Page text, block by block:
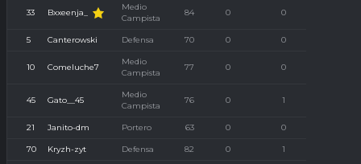
33 Bxxeenja_
Medio
Campista
84 0 0
5 Canterowski Defensa 70 0 0
10 Comeluche7
Medio
Campista
77 0 0
45 Gato__45
Medio
Campista
76 0 1
21 Janito-dm Portero 63 0 0
70 Kryzh-zyt Defensa 82 0 1